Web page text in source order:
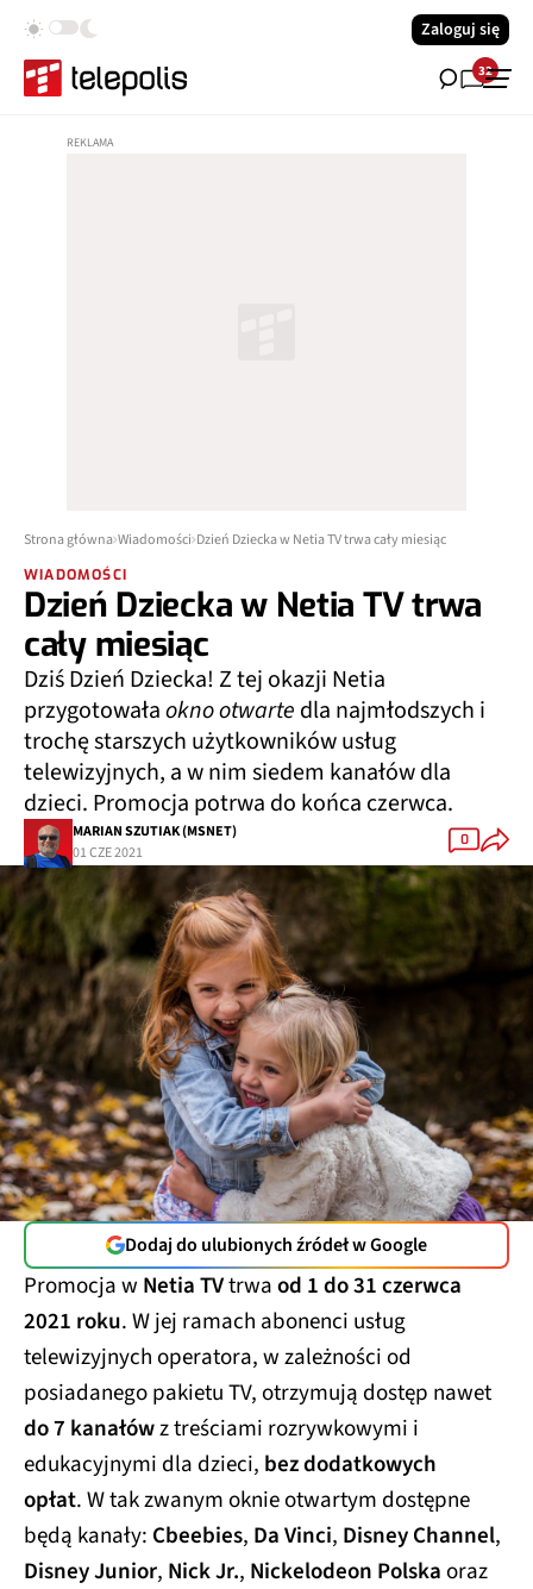
Zaloguj się
32
Strona główna Wiadomości Dzień Dziecka w Netia TV trwa cały miesiąc
WIADOMOŚCI
Dzień Dziecka w Netia TV trwa
cały miesiąc
Dziś Dzień Dziecka! Z tej okazji Netia
przygotowałaokno otwarte dla najmłodszych i
trochę starszych użytkowników usług
telewizyjnych, a w nim siedem kanałów dla
dzieci. Promocja potrwa do końca czerwca.
MARIAN SZUTIAK (MSNET)
01 CZE 2021
0
Dodaj do ulubionych źródeł w Google
Promocja w Netia TVtrwaod 1 do 31 czerwca
2021 roku. W jej ramach abonenci usług
telewizyjnych operatora, w zależności od
posiadanego pakietu TV, otrzymują dostęp nawet
do 7 kanałówz treściami rozrywkowymi i
edukacyjnymi dla dzieci, bez dodatkowych
opłat. W tak zwanym oknie otwartym dostępne
będą kanały: Cbeebies, Da Vinci, Disney Channel,
Disney Junior, Nick Jr., Nickelodeon Polskaoraz